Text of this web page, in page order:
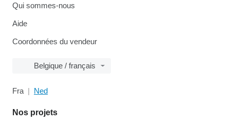
Qui sommes-nous
Aide
Coordonnées du vendeur
Belgique / français
Fra Ned
Nos projets